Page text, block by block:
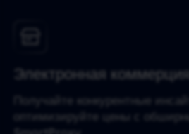
Электронная коммерция
Получайте конкурентные
оптимизируйте цены с